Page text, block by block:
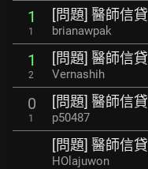
1
1
[問題] 醫師信貸
brianawpak
1
2
[問題] 醫師信貸
Vernashih
0
1
[問題] 醫師信貸
p50487
[問題] 醫師信貸
HOlajuwon